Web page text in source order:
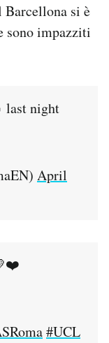
Barcellona si è
sono impazziti
last night
April
#UCL